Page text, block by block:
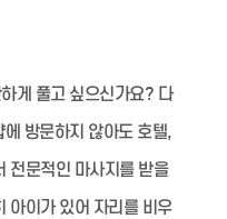
게 풀고 싶으신가요? 다
방문하지 않아도 호텔,
전문적인 마사지를 받을
아이가 있어 자리를 비우